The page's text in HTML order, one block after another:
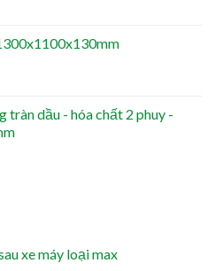
tràn dầu - hóa chất 2 phuy -
xe máy loại max